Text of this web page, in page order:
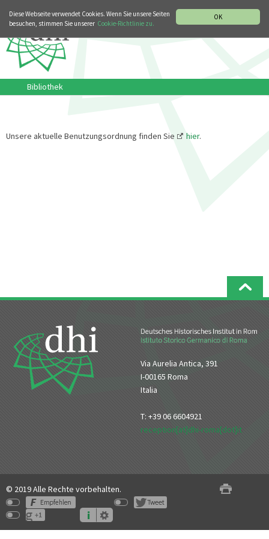
OK
Diese Webseite verwendet Cookies. Wenn Sie unsere Seiten
besuchen, stimmen Sie unserer Cookie-Richtlinie zu.
Bibliothek
Unsere aktuelle Benutzungsordnung finden Sie hier.
Via Aurelia Antica, 391
I-00165 Roma
Italia
T: +39 06 6604921
reception[at]dhi-roma[dot]it
© 2019 Alle Rechte vorbehalten.